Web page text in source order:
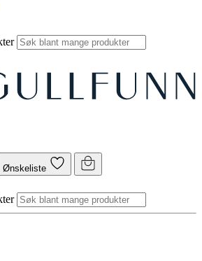
Ønskeliste